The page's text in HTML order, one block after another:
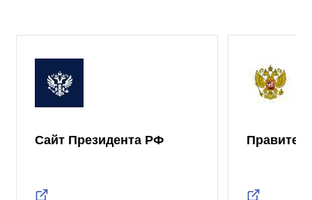
Сайт Президента РФ